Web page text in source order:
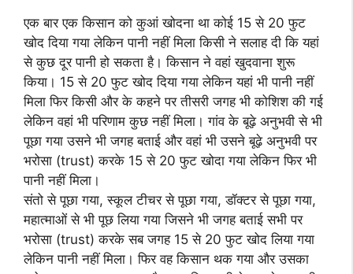
एक बार एक किसान को कुआं खोदना था कोई 15 से 20 फुट
खोद दिया गया लेकिन पानी नहीं मिला किसी ने सलाह दी कि यहां
से कुछ दूर पानी हो सकता है। किसान ने वहां खुदवाना शुरू
किया। 15 से 20 फुट खोद दिया गया लेकिन यहां भी पानी नहीं
मिला फिर किसी और के कहने पर तीसरी जगह भी कोशिश की गई
लेकिन वहां भी परिणाम कुछ नहीं मिला। गांव के बूढ़े अनुभवी से भी
पूछा गया उसने भी जगह बताई और वहां भी उसने बूढ़े अनुभवी पर
भरोसा (trust) करके 15 से 20 फुट खोदा गया लेकिन फिर भी
पानी नहीं मिला।
संतो से पूछा गया, स्कूल टीचर से पूछा गया, डॉक्टर से पूछा गया,
महात्माओं से भी पूछ लिया गया जिसने भी जगह बताई सभी पर
भरोसा (trust) करके सब जगह 15 से 20 फुट खोद लिया गया
लेकिन पानी नहीं मिला। फिर वह किसान थक गया और उसका